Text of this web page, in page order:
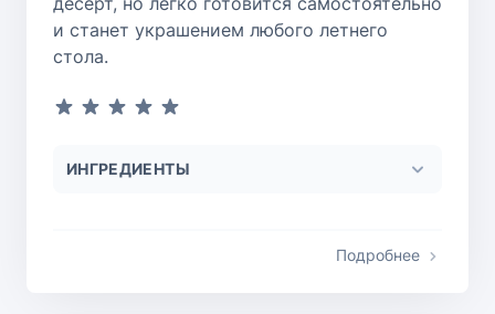
и станет украшением любого летнего
стола.
ИНГРЕДИЕНТЫ
Подробнее